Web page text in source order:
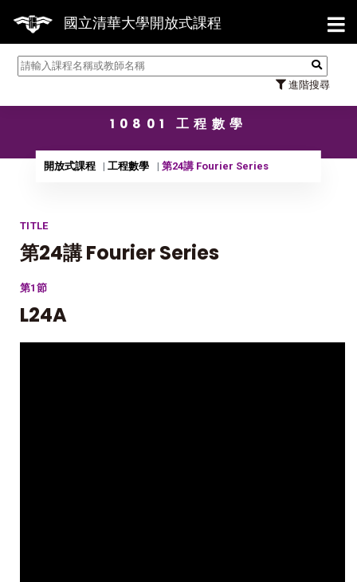
國立清華大學開放式課程
進階搜尋
【7/
10801 工程數學
開放式課程 工程數學 第24講 Fourier Series
TITLE
第24講 Fourier Series
第1節
L24A